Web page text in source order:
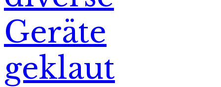
Geräte
geklaut